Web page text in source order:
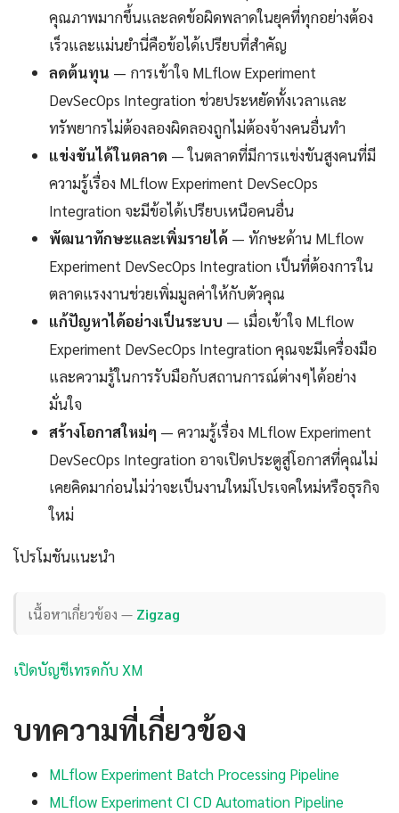
คุณภาพมากขึ้นและลดข้อผิดพลาดในยุคที่ทุกอย่างต้อง
เร็วและแม่นยำนี่คือข้อได้เปรียบที่สำคัญ
ลดต้นทุน — การเข้าใจ MLflow Experiment
DevSecOps Integration ช่วยประหยัดทั้งเวลาและ
ทรัพยากรไม่ต้องลองผิดลองถูกไม่ต้องจ้างคนอื่นทำ
แข่งขันได้ในตลาด — ในตลาดที่มีการแข่งขันสูงคนที่มี
ความรู้เรื่อง MLflow Experiment DevSecOps
Integration จะมีข้อได้เปรียบเหนือคนอื่น
พัฒนาทักษะและเพิ่มรายได้ — ทักษะด้าน MLflow
Experiment DevSecOps Integration เป็นที่ต้องการใน
ตลาดแรงงานช่วยเพิ่มมูลค่าให้กับตัวคุณ
แก้ปัญหาได้อย่างเป็นระบบ — เมื่อเข้าใจ MLflow
Experiment DevSecOps Integration คุณจะมีเครื่องมือ
และความรู้ในการรับมือกับสถานการณ์ต่างๆได้อย่าง
มั่นใจ
สร้างโอกาสใหม่ๆ — ความรู้เรื่อง MLflow Experiment
DevSecOps Integration อาจเปิดประตูสู่โอกาสที่คุณไม่
เคยคิดมาก่อนไม่ว่าจะเป็นงานใหม่โปรเจคใหม่หรือธุรกิจ
ใหม่
โปรโมชันแนะนำ
เนื้อหาเกี่ยวข้อง — Zigzag
เปิดบัญชีเทรดกับ XM
บทความที่เกี่ยวข้อง
MLflow Experiment Batch Processing Pipeline
MLflow Experiment CI CD Automation Pipeline